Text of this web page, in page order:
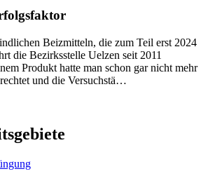
Beizmitteln, die zum Teil erst 2024
die Bezirksstelle Uelzen seit 2011
Produkt hatte man schon gar nicht mehr
und die Versuchstä…